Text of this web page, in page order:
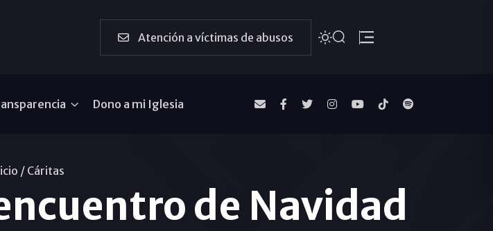
Atención a víctimas de abusos
Dono a mi Iglesia
/Cáritas
de Navidad